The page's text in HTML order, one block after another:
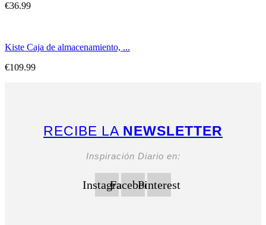
€36.99
Kiste Caja de almacenamiento, ...
€109.99
RECIBE LA NEWSLETTER
Inspiración Diario en:
InstagramFacebookPinterest